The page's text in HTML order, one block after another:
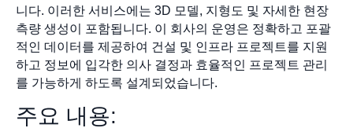
니다. 이러한 서비스에는 3D 모델, 지형도 및 자세한 현장
측량 생성이 포함됩니다. 이 회사의 운영은 정확하고 포괄
적인 데이터를 제공하여 건설 및 인프라 프로젝트를 지원
하고 정보에 입각한 의사 결정과 효율적인 프로젝트 관리
를 가능하게 하도록 설계되었습니다.
주요 내용: